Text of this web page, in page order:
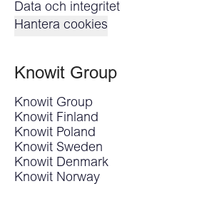
Data och integritet
Hantera cookies
Knowit Group
Knowit Group
Knowit Finland
Knowit Poland
Knowit Sweden
Knowit Denmark
Knowit Norway